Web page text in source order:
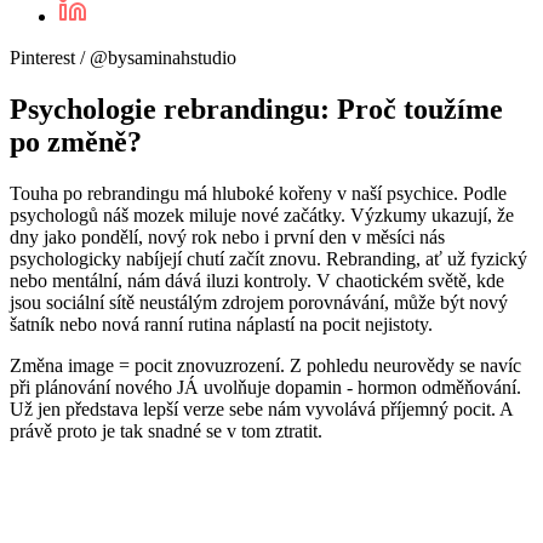
Pinterest / @bysaminahstudio
Psychologie rebrandingu: Proč toužíme
po změně?
Touha po rebrandingu má hluboké kořeny v naší psychice. Podle
psychologů náš mozek miluje nové začátky. Výzkumy ukazují, že
dny jako pondělí, nový rok nebo i první den v měsíci nás
psychologicky nabíjejí chutí začít znovu. Rebranding, ať už fyzický
nebo mentální, nám dává iluzi kontroly. V chaotickém světě, kde
jsou sociální sítě neustálým zdrojem porovnávání, může být nový
šatník nebo nová ranní rutina náplastí na pocit nejistoty.
Změna image = pocit znovuzrození. Z pohledu neurovědy se navíc
při plánování nového JÁ uvolňuje dopamin - hormon odměňování.
Už jen představa lepší verze sebe nám vyvolává příjemný pocit. A
právě proto je tak snadné se v tom ztratit.